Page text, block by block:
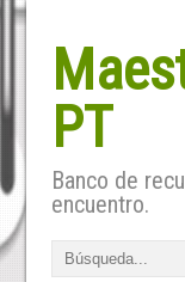
PT
Banco de
encuentro.